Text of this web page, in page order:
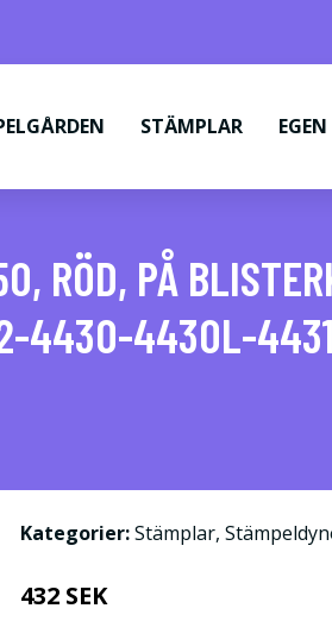
STÄMPLAR
RÖD, PÅ
4430-4430L-
Kategorier:Stämplar,
432 SEK